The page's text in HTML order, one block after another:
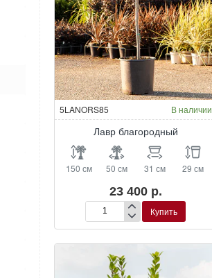
5LANORS85 В наличии
Лавр благородный
150 см 50 см 31 см 29 см
23 400 р.
Лавр
благородный
Купить